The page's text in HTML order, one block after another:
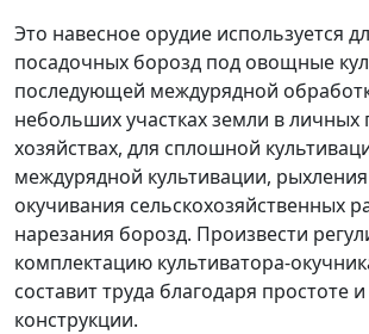
Это навесное орудие используется
посадочных борозд под овощные
последующей междурядной
небольших участках земли в личных
хозяйствах, для сплошной
междурядной культивации,
окучивания сельскохозяйственных
нарезания борозд. Произвести
комплектацию культиватора-
составит труда благодаря простоте
конструкции.